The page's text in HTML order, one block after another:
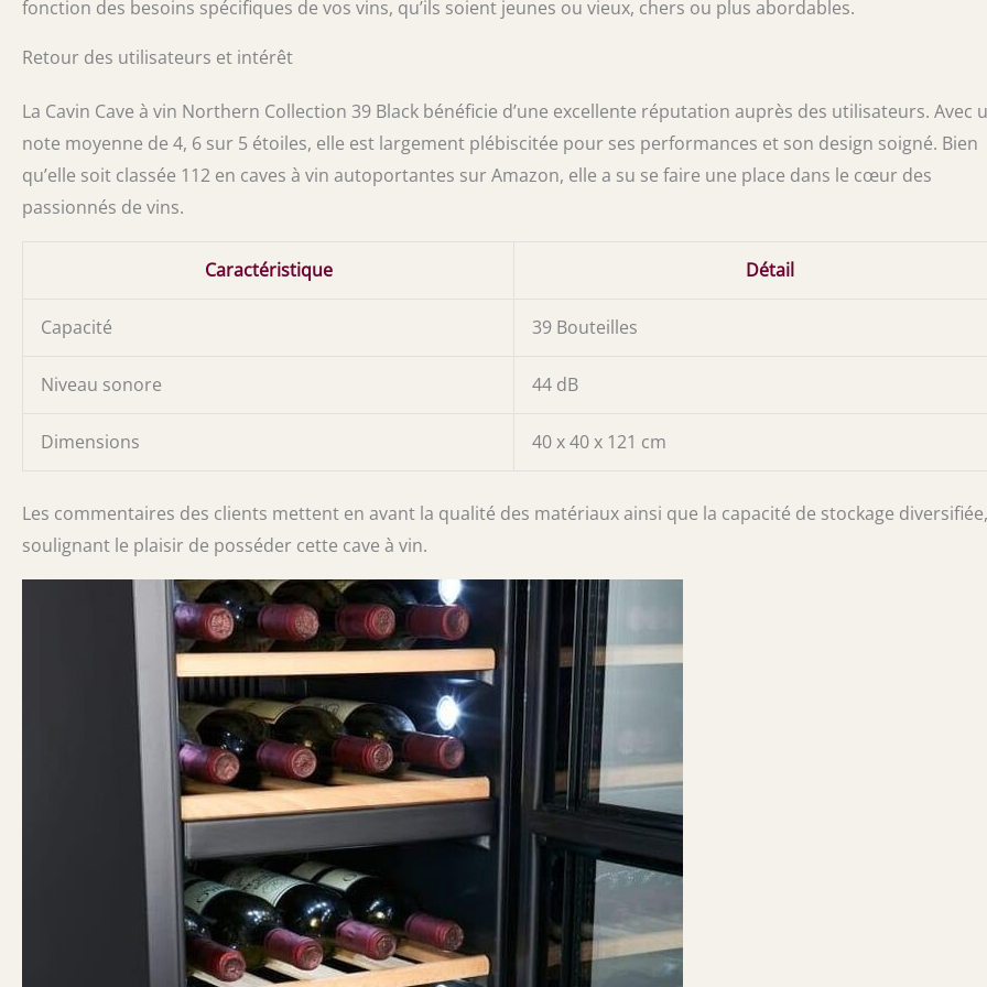
fonction des besoins spécifiques de vos vins, qu’ils soient jeunes ou vieux, chers ou plus abordables.
Retour des utilisateurs et intérêt
La Cavin Cave à vin Northern Collection 39 Black bénéficie d’une excellente réputation auprès des utilisateurs. Avec
note moyenne de 4, 6 sur 5 étoiles, elle est largement plébiscitée pour ses performances et son design soigné. Bien
qu’elle soit classée 112 en caves à vin autoportantes sur Amazon, elle a su se faire une place dans le cœur des
passionnés de vins.
Caractéristique Détail
Capacité 39 Bouteilles
Niveau sonore 44 dB
Dimensions 40 x 40 x 121 cm
Les commentaires des clients mettent en avant la qualité des matériaux ainsi que la capacité de stockage diversifiée,
soulignant le plaisir de posséder cette cave à vin.